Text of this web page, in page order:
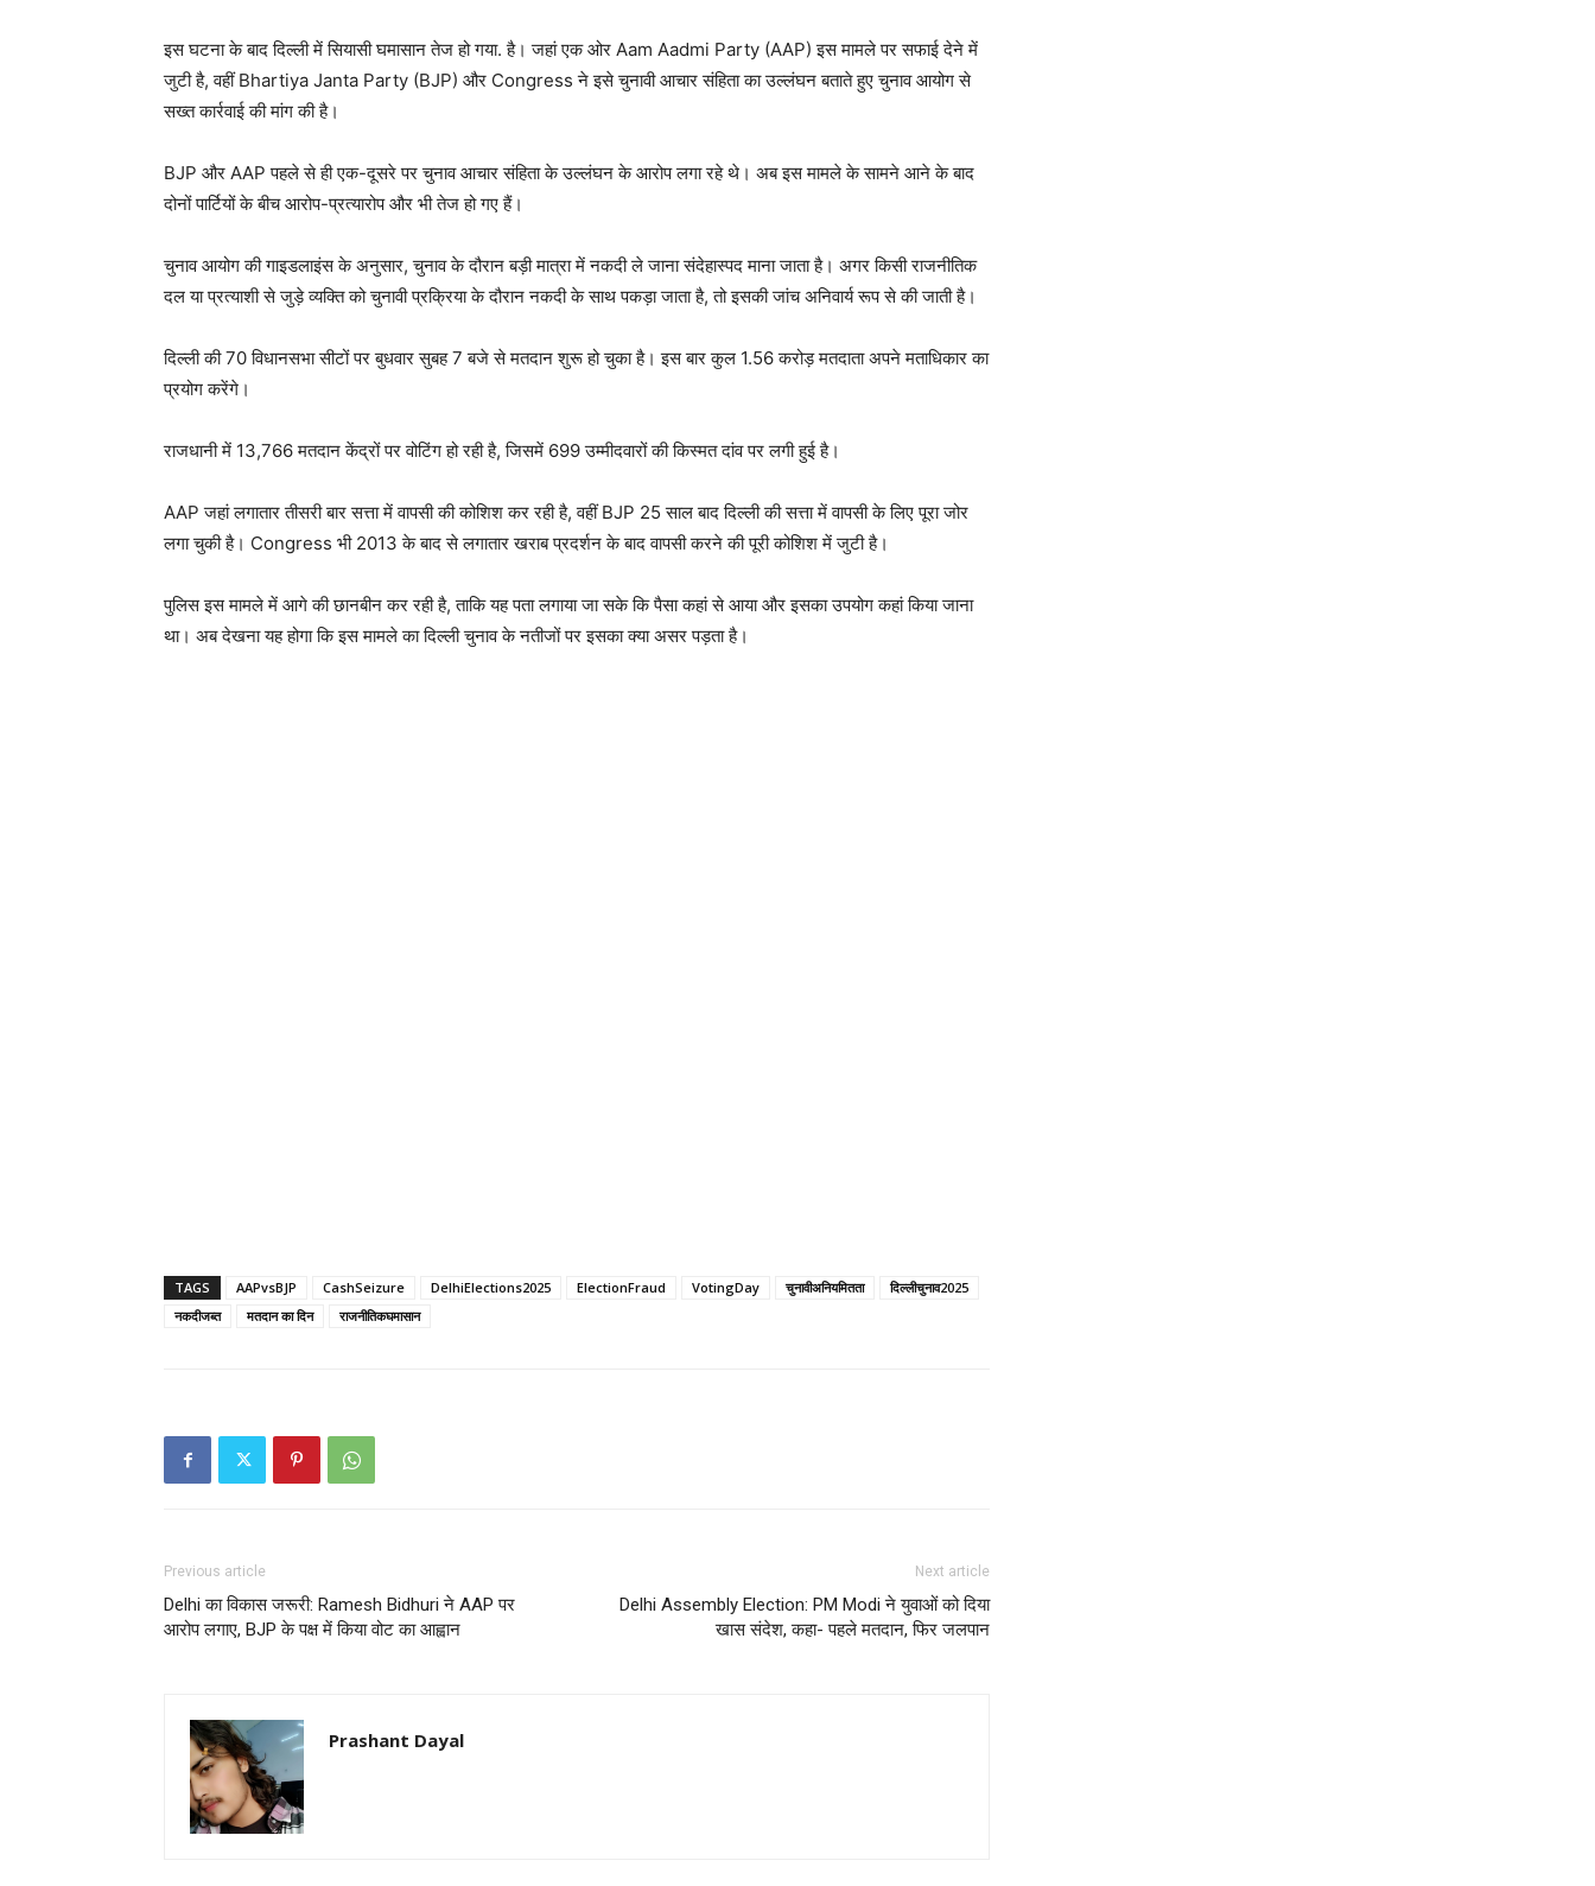
इस घटना के बाद दिल्ली में सियासी घमासान तेज हो गया. है। जहां एक ओर Aam Aadmi Party (AAP) इस मामले पर सफाई देने में
जुटी है, वहीं Bhartiya Janta Party (BJP) और Congress ने इसे चुनावी आचार संहिता का उल्लंघन बताते हुए चुनाव आयोग से
सख्त कार्रवाई की मांग की है।
BJP और AAP पहले से ही एक-दूसरे पर चुनाव आचार संहिता के उल्लंघन के आरोप लगा रहे थे। अब इस मामले के सामने आने के बाद
दोनों पार्टियों के बीच आरोप-प्रत्यारोप और भी तेज हो गए हैं।
चुनाव आयोग की गाइडलाइंस के अनुसार, चुनाव के दौरान बड़ी मात्रा में नकदी ले जाना संदेहास्पद माना जाता है। अगर किसी राजनीतिक
दल या प्रत्याशी से जुड़े व्यक्ति को चुनावी प्रक्रिया के दौरान नकदी के साथ पकड़ा जाता है, तो इसकी जांच अनिवार्य रूप से की जाती है।
दिल्ली की 70 विधानसभा सीटों पर बुधवार सुबह 7 बजे से मतदान शुरू हो चुका है। इस बार कुल 1.56 करोड़ मतदाता अपने मताधिकार का
प्रयोग करेंगे।
राजधानी में 13,766 मतदान केंद्रों पर वोटिंग हो रही है, जिसमें 699 उम्मीदवारों की किस्मत दांव पर लगी हुई है।
AAP जहां लगातार तीसरी बार सत्ता में वापसी की कोशिश कर रही है, वहीं BJP 25 साल बाद दिल्ली की सत्ता में वापसी के लिए पूरा जोर
लगा चुकी है। Congress भी 2013 के बाद से लगातार खराब प्रदर्शन के बाद वापसी करने की पूरी कोशिश में जुटी है।
पुलिस इस मामले में आगे की छानबीन कर रही है, ताकि यह पता लगाया जा सके कि पैसा कहां से आया और इसका उपयोग कहां किया जाना
था। अब देखना यह होगा कि इस मामले का दिल्ली चुनाव के नतीजों पर इसका क्या असर पड़ता है।
TAGS AAPvsBJP CashSeizure DelhiElections2025 ElectionFraud VotingDay चुनावीअनियमितता
दिल्लीचुनाव2025
नकदीजब्त
मतदान का दिन राजनीतिकघमासान
Previous article
Delhi का विकास जरूरी: Ramesh Bidhuri ने AAP पर
आरोप लगाए, BJP के पक्ष में किया वोट का आह्वान
Next article
Delhi Assembly Election: PM Modi ने युवाओं को दिया
खास संदेश, कहा- पहले मतदान, फिर जलपान
Prashant Dayal